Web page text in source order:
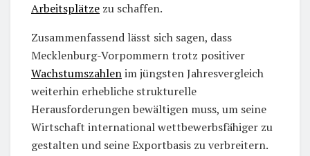
Arbeitsplätze zu schaffen.
Zusammenfassend lässt sich sagen, dass
Mecklenburg-Vorpommern trotz positiver
Wachstumszahlenim jüngsten Jahresvergleich
weiterhin erhebliche strukturelle
Herausforderungen bewältigen muss, um seine
Wirtschaft international wettbewerbsfähiger zu
gestalten und seine Exportbasis zu verbreitern.